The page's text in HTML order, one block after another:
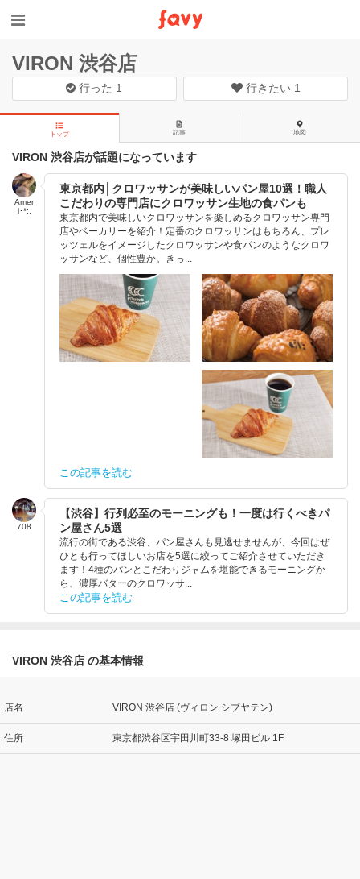
VIRON 渋谷店
行った 1 行きたい 1
トップ 記事 地図
VIRON 渋谷店が話題になっています
Amer
i･*:.
東京都内│クロワッサンが美味しいパン屋10選！職人
こだわりの専門店にクロワッサン生地の食パンも
東京都内で美味しいクロワッサンを楽しめるクロワッサン専門
店やベーカリーを紹介！定番のクロワッサンはもちろん、プレ
ッツェルをイメージしたクロワッサンや食パンのようなクロワ
ッサンなど、個性豊か。きっ...
この記事を読む
708
【渋谷】行列必至のモーニングも！一度は行くべきパ
ン屋さん5選
流行の街である渋谷、パン屋さんも見逃せませんが、今回はぜ
ひとも行ってほしいお店を5選に絞ってご紹介させていただき
ます！4種のパンとこだわりジャムを堪能できるモーニングか
ら、濃厚バターのクロワッサ...
この記事を読む
VIRON 渋谷店 の基本情報
店名 VIRON 渋谷店 (ヴィロン シブヤテン)
住所 東京都渋谷区宇田川町33-8 塚田ビル 1F